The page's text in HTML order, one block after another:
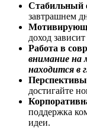
Стабильный
завтрашнем
доход
Работа в
внимание на
находится
Перспективы
достигайте
поддержка
идеи.